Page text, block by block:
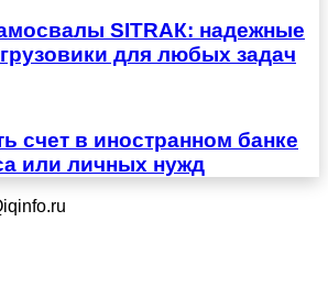
SITRAК: надежные
для любых задач
счет в иностранном банке
или личных нужд